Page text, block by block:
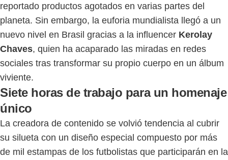
reportado productos agotados en varias partes del
planeta. Sin embargo, la euforia mundialista llegó a un
nuevo nivel en Brasil gracias a la influencer Kerolay
Chaves, quien ha acaparado las miradas en redes
sociales tras transformar su propio cuerpo en un álbum
viviente.
Siete horas de trabajo para un homenaje
único
La creadora de contenido se volvió tendencia al cubrir
su silueta con un diseño especial compuesto por más
de mil estampas de los futbolistas que participarán en la